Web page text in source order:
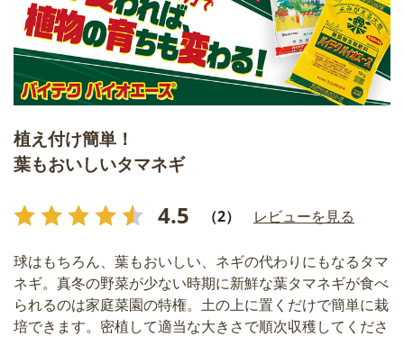
植え付け簡単！
葉もおいしいタマネギ
4.5 （2） レビューを見る
球はもちろん、葉もおいしい、ネギの代わりにもなるタマ
ネギ。真冬の野菜が少ない時期に新鮮な葉タマネギが食べ
られるのは家庭菜園の特権。土の上に置くだけで簡単に栽
培できます。密植して適当な大きさで順次収穫してくださ